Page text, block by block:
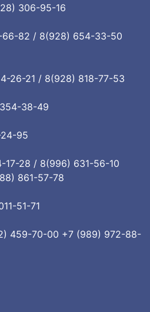
306-95-16
66-82 / 8(928) 654-33-50
26-21 / 8(928) 818-77-53
38-49
95
17-28 / 8(996) 631-56-10
861-57-78
51-71
459-70-00 +7 (989) 972-88-